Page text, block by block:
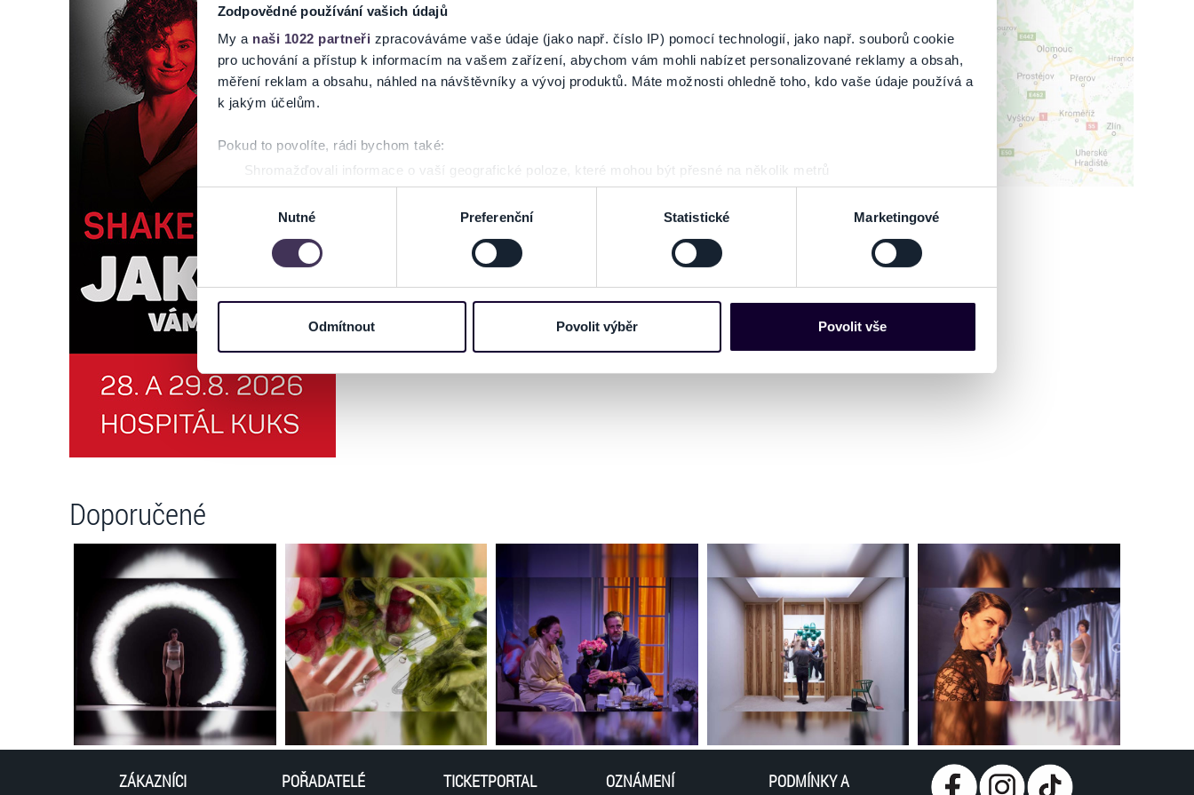
Zodpovědné používání vašich údajů
My a naši 1022 partneři zpracováváme vaše údaje (jako např. číslo IP) pomocí technologií, jako např. souborů cookie
pro uchování a přístup k informacím na vašem zařízení, abychom vám mohli nabízet personalizované reklamy a obsah,
měření reklam a obsahu, náhled na návštěvníky a vývoj produktů. Máte možnosti ohledně toho, kdo vaše údaje používá a
k jakým účelům.
Pokud to povolíte, rádi bychom také:
Shromažďovali informace o vaší geografické poloze, které mohou být přesné na několik metrů
Identifikovali vaše zařízení pomocí aktivního skenování pro konkrétní charakteristiky (otisk prstu)
Zjistěte více o tom, jak zpracováváme vaše osobní údaje, a nastavte si předvolby v
části s podrobnostmi. Svůj souhlas
můžete kdykoliv změnit nebo odvolat v části Prohlášení o souborech cookie.
informace o vašem zařízení nebo vaší aktivitě na našich webových stránkách. Tyto informace mohou představovat
osobní údaje. Získané informace používáme např. k analýze návštěvnosti webu nebo k personalizaci obsahu a reklam.
Jaké typy cookies používáme, naleznete níže. Možnosti zpracování upravíte zaškrtnutím příslušné varianty. Svoji volbu
souhlasu
Nutné Preferenční Statistické Marketingové
Odmítnout Povolit výběr Povolit vše
Doporučené
ZÁKAZNÍCI POŘADATELÉ TICKETPORTAL OZNÁMENÍ
PODMÍNKY A